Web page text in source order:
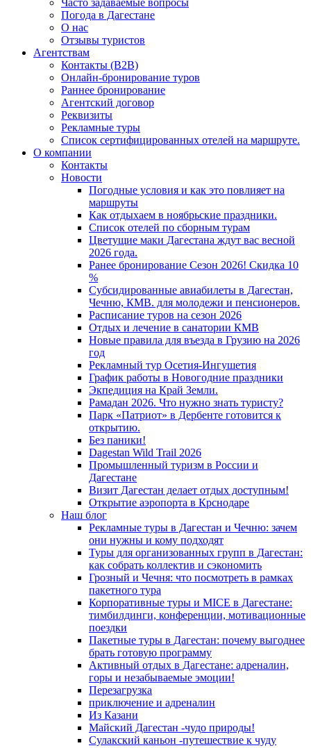
Часто задаваемые вопросы
Погода в Дагестане
О нас
Отзывы туристов
Агентствам
Контакты (B2B)
Онлайн-бронирование туров
Раннее бронирование
Агентский договор
Реквизиты
Рекламные туры
Список сертифицированных отелей на маршруте.
О компании
Контакты
Новости
Погодные условия и как это повлияет на
маршруты
Как отдыхаем в ноябрьские праздники.
Список отелей по сборным турам
Цветущие маки Дагестана ждут вас весной
2026 года.
Ранее бронирование Сезон 2026! Скидка 10
%
Субсидированные авиабилеты в Дагестан,
Чечню, КМВ. для молодежи и пенсионеров.
Расписание туров на сезон 2026
Отдых и лечение в санатории КМВ
Новые правила для въезда в Грузию на 2026
год
Рекламный тур Осетия-Ингушетия
График работы в Новогодние праздники
Экпедиция на Край Земли.
Рамадан 2026. Что нужно знать туристу?
Парк «Патриот» в Дербенте готовится к
открытию.
Без паники!
Dagestan Wild Trail 2026
Промышленный туризм в России и
Дагестане
Визит Дагестан делает отдых доступным!
Открытие аэропорта в Крснодаре
Наш блог
Рекламные туры в Дагестан и Чечню: зачем
они нужны и кому подходят
Туры для организованных групп в Дагестан:
как собрать коллектив и сэкономить
Грозный и Чечня: что посмотреть в рамках
пакетного тура
Корпоративные туры и MICE в Дагестане:
тимбилдинги, конференции, мотивационные
поездки
Пакетные туры в Дагестан: почему выгоднее
брать готовую программу
Активный отдых в Дагестане: адреналин,
горы и незабываемые эмоции!
Перезагрузка
приключение и адреналин
Из Казани
Майский Дагестан -чудо природы!
Сулакский каньон -путешествие к чуду